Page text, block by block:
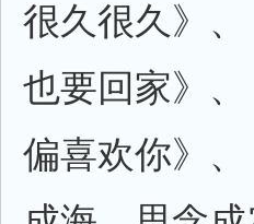
很久很久》
也要回家》
偏喜欢你》